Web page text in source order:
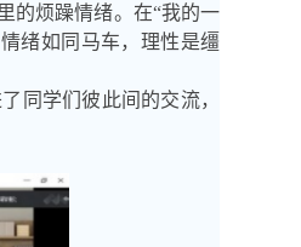
的烦躁情绪。在“我的一
绪如同马车，理性是缰
同学们彼此间的交流，